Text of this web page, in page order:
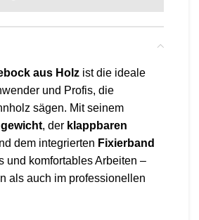
aus Holz ist die ideale
und Profis, die
sägen. Mit seinem
, der klappbaren
dem integrierten Fixierband
und komfortables Arbeiten –
als auch im professionellen